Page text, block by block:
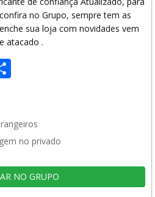
no Grupo, sempre tem as
sua loja com novidades vem
atacado .
no privado
NO GRUPO